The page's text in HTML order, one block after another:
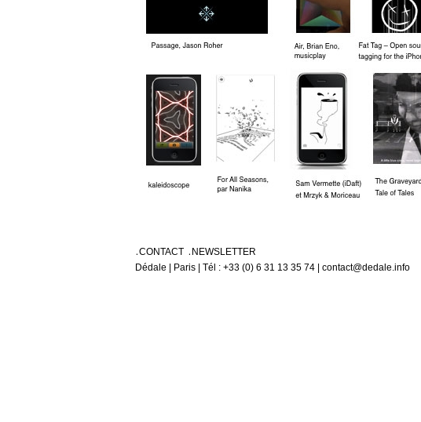
CONTACT NEWSLETTER
Dédale | Paris | Tél : +33 (0) 6 31 13 35 74 | contact@dedale.info